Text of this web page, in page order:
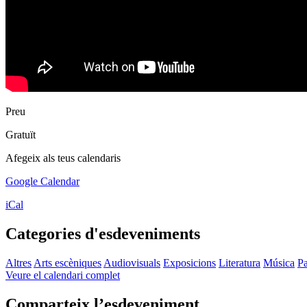
Preu
Gratuït
Afegeix als teus calendaris
Google Calendar
iCal
Categories d'esdeveniments
Altres Arts escèniques Audiovisuals Exposicions Literatura Música
Veure el calendari complet